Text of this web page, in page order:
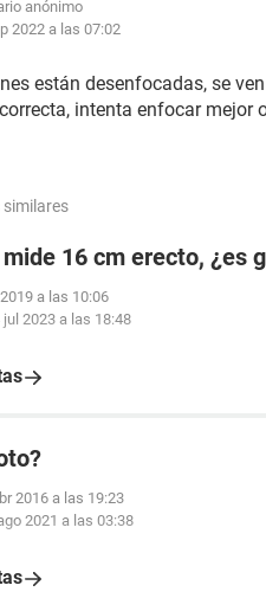
anónimo
2022 a las 07:02
están desenfocadas, se
intenta enfocar mejor
similares
16 cm erecto, ¿es
a las 10:06
jul 2023 a las 18:48
2016 a las 19:23
2021 a las 03:38